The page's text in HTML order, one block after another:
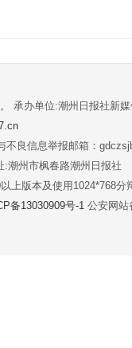
承办单位:潮州日报社新
不良信息举报邮箱：
:潮州市枫春路潮州日报社
上版本及使用1024*768分
备13030909号-1 公安网站